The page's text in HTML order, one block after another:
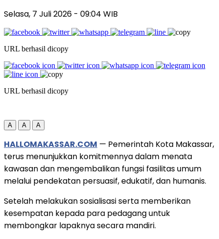
Selasa, 7 Juli 2026 - 09:04 WIB
URL berhasil dicopy
URL berhasil dicopy
A A A
HALLOMAKASSAR.COM — Pemerintah Kota Makassar,
terus menunjukkan komitmennya dalam menata
kawasan dan mengembalikan fungsi fasilitas umum
melalui pendekatan persuasif, edukatif, dan humanis.
Setelah melakukan sosialisasi serta memberikan
kesempatan kepada para pedagang untuk
membongkar lapaknya secara mandiri.